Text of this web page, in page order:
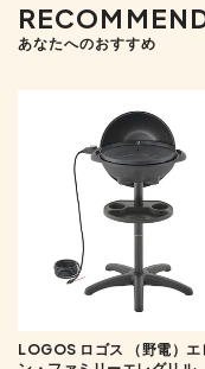
あなたへのおすすめ
LOGOS ロゴス （野電）エ